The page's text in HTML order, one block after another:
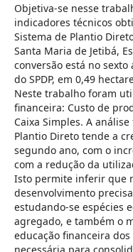
Objetiva-se nesse
indicadores técnicos
Sistema de Plantio
Santa Maria de Jetibá,
conversão está no
do SPDP, em 0,49
Neste trabalho foram
financeira: Custo de
Caixa Simples. A
Plantio Direto tende a
segundo ano, com o
com a redução da
Isto permite inferir que
desenvolvimento
estudando-se espécies
agregado, e também o
educação financeira